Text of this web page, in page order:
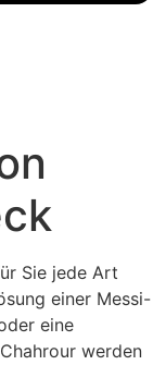
Sie jede Art
einer Messi-
eine
werden